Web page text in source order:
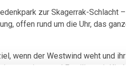
zur Skagerrak-
offen rund um die Uhr, das
wenn der Westwind weht und
und Familien mit